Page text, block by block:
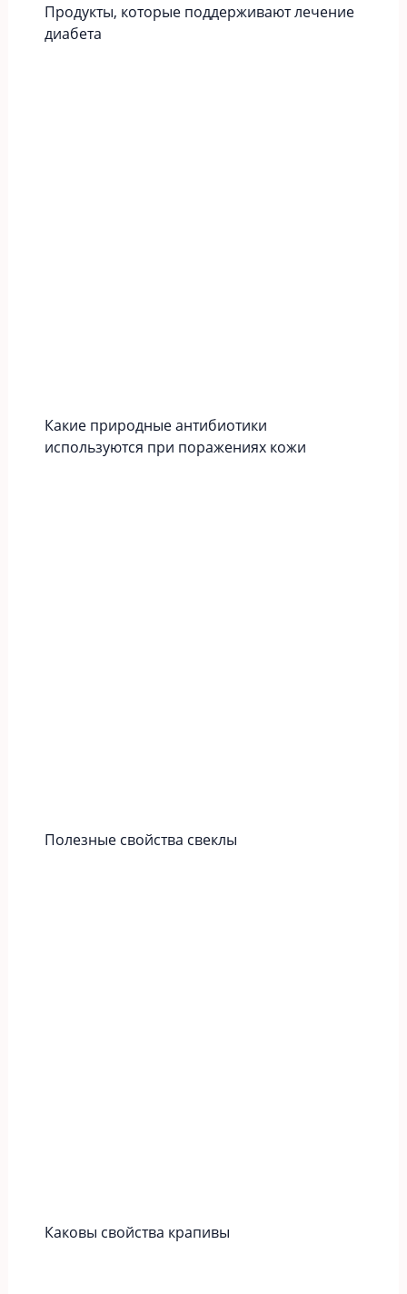
Продукты, которые поддерживают лечение
диабета
Какие природные антибиотики
используются при поражениях кожи
Полезные свойства свеклы
Каковы свойства крапивы